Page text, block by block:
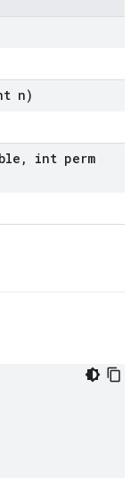
n)
,
int perm